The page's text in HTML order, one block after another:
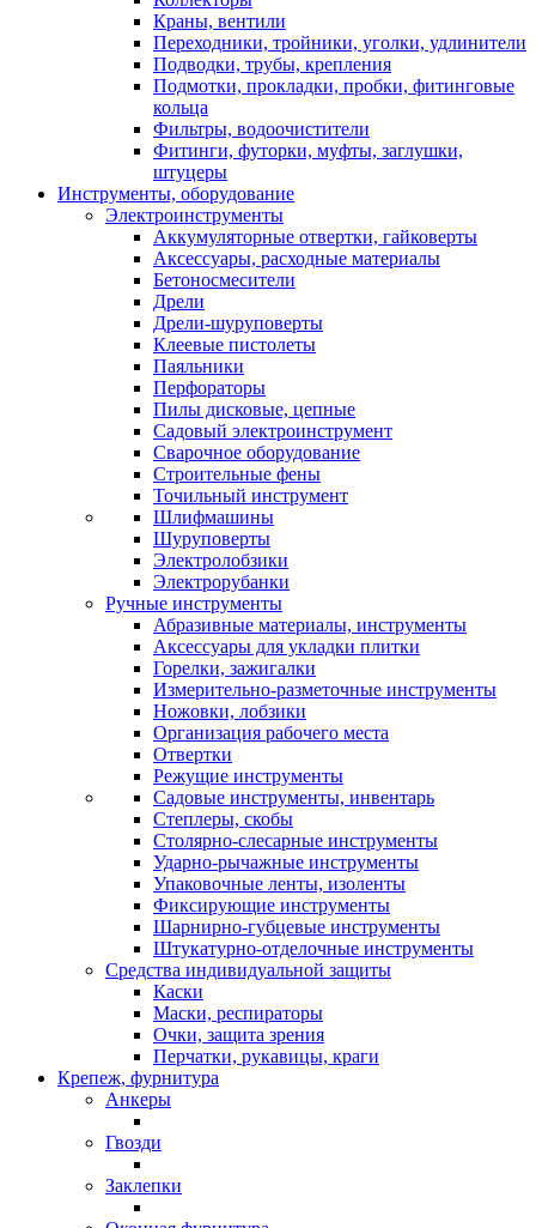
Краны, вентили
Переходники, тройники, уголки, удлинители
Подводки, трубы, крепления
Подмотки, прокладки, пробки, фитинговые
кольца
Фильтры, водоочистители
Фитинги, футорки, муфты, заглушки,
штуцеры
Инструменты, оборудование
Электроинструменты
Аккумуляторные отвертки, гайковерты
Аксессуары, расходные материалы
Бетоносмесители
Дрели
Дрели-шуруповерты
Клеевые пистолеты
Паяльники
Перфораторы
Пилы дисковые, цепные
Садовый электроинструмент
Сварочное оборудование
Строительные фены
Точильный инструмент
Шлифмашины
Шуруповерты
Электролобзики
Электрорубанки
Ручные инструменты
Абразивные материалы, инструменты
Аксессуары для укладки плитки
Горелки, зажигалки
Измерительно-разметочные инструменты
Ножовки, лобзики
Организация рабочего места
Отвертки
Режущие инструменты
Садовые инструменты, инвентарь
Степлеры, скобы
Столярно-слесарные инструменты
Ударно-рычажные инструменты
Упаковочные ленты, изоленты
Фиксирующие инструменты
Шарнирно-губцевые инструменты
Штукатурно-отделочные инструменты
Средства индивидуальной защиты
Каски
Маски, респираторы
Очки, защита зрения
Перчатки, рукавицы, краги
Крепеж, фурнитура
Анкеры
Гвозди
Заклепки